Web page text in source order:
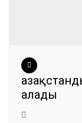
алады